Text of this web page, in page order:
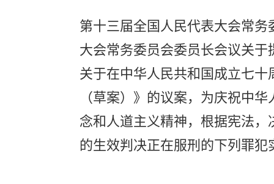
第十三届全国人民代表大会常
大会常务委员会委员长会议关
关于在中华人民共和国成立七
（草案）》的议案，为庆祝中
念和人道主义精神，根据宪法
的生效判决正在服刑的下列罪犯